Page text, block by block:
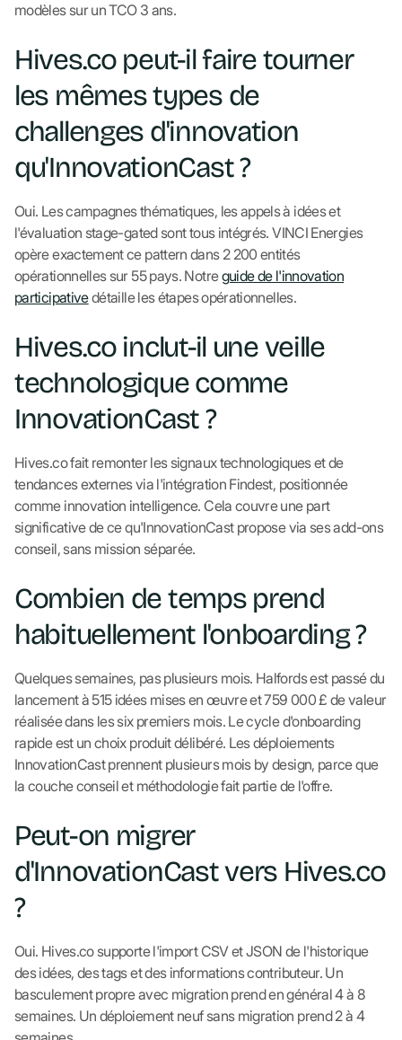
modèles sur un TCO 3 ans.
Hives.co peut-il faire tourner
les mêmes types de
challenges d'innovation
qu'InnovationCast ?
Oui. Les campagnes thématiques, les appels à idées et
l'évaluation stage-gated sont tous intégrés. VINCI Energies
opère exactement ce pattern dans 2 200 entités
opérationnelles sur 55 pays. Notreguide de l'innovation
participativedétaille les étapes opérationnelles.
Hives.co inclut-il une veille
technologique comme
InnovationCast ?
Hives.co fait remonter les signaux technologiques et de
tendances externes via l'intégration Findest, positionnée
comme innovation intelligence. Cela couvre une part
significative de ce qu'InnovationCast propose via ses add-ons
conseil, sans mission séparée.
Combien de temps prend
habituellement l'onboarding ?
Quelques semaines, pas plusieurs mois. Halfords est passé du
lancement à 515 idées mises en œuvre et 759 000 £ de valeur
réalisée dans les six premiers mois. Le cycle d'onboarding
rapide est un choix produit délibéré. Les déploiements
InnovationCast prennent plusieurs mois by design, parce que
la couche conseil et méthodologie fait partie de l'offre.
Peut-on migrer
d'InnovationCast vers Hives.co
?
Oui. Hives.co supporte l'import CSV et JSON de l'historique
des idées, des tags et des informations contributeur. Un
basculement propre avec migration prend en général 4 à 8
semaines. Un déploiement neuf sans migration prend 2 à 4